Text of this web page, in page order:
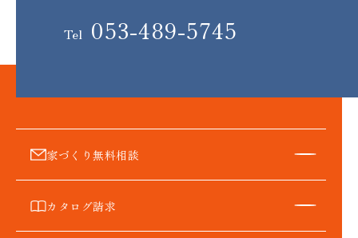
Tel 053-489-5745
家づくり無料相談
カタログ請求